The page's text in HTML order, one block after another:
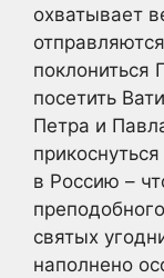
охватывает
поклониться
посетить
Петра и
в Россию –
святых
наполнено